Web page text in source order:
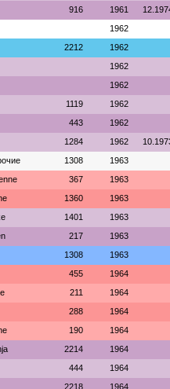
916 1961
1962
2212 1962
1962
1962
1119 1962
443 1962
1284 1962
1308 1963
367 1963
1360 1963
1401 1963
217 1963
1308 1963
455 1964
211 1964
288 1964
190 1964
2214 1964
444 1964
2218 1964